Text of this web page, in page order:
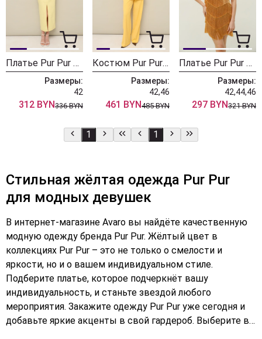
Платье Pur Pur 11-361/1
Размеры:
42
312 BYN336 BYN
Костюм Pur Pur 11-307/4
Размеры:
42,46
461 BYN485 BYN
Платье Pur Pur 11-237/2
Размеры:
42,44,46
297 BYN321 BYN
1 1
Стильная жёлтая одежда Pur Pur
для модных девушек
В интернет-магазине Avaro вы найдёте качественную
модную одежду бренда Pur Pur. Жёлтый цвет в
коллекциях Pur Pur – это не только о смелости и
яркости, но и о вашем индивидуальном стиле.
Подберите платье, которое подчеркнёт вашу
индивидуальность, и станьте звездой любого
мероприятия. Закажите одежду Pur Pur уже сегодня и
добавьте яркие акценты в свой гардероб. Выберите в